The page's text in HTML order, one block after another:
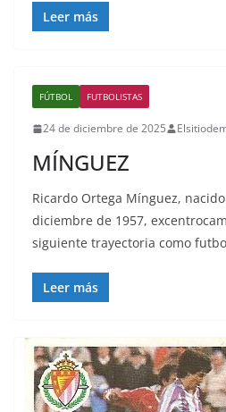
Leer más
FÚTBOL FUTBOLISTAS
24 de diciembre de 2025
MÍNGUEZ
Ricardo Ortega Mínguez,
diciembre de 1957,
siguiente trayectoria como
Leer más